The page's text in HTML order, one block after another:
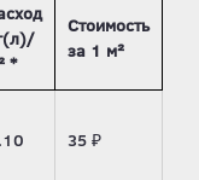
*
Стоимость
за 1 м²
35 ₽